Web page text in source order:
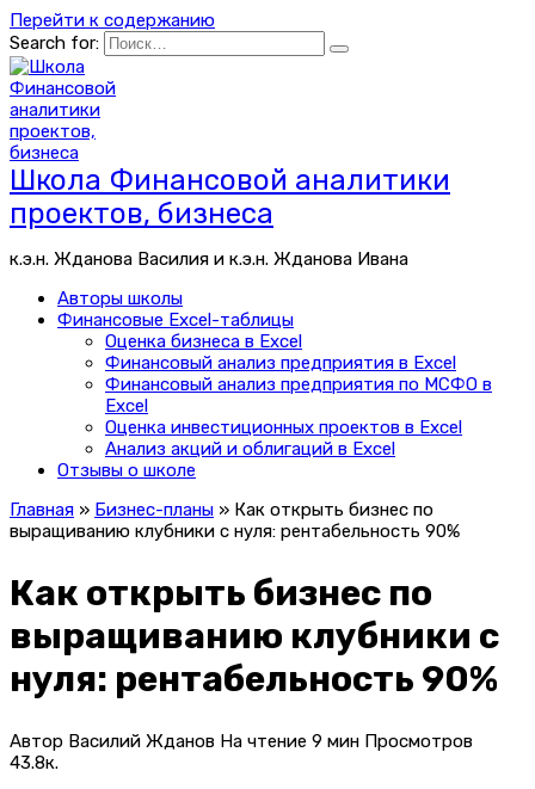
Перейти к содержанию
Search for:
Школа Финансовой аналитики
проектов, бизнеса
к.э.н. Жданова Василия и к.э.н. Жданова Ивана
Авторы школы
Финансовые Excel-таблицы
Оценка бизнеса в Excel
Финансовый анализ предприятия в Excel
Финансовый анализ предприятия по МСФО в
Excel
Оценка инвестиционных проектов в Excel
Анализ акций и облигаций в Excel
Отзывы о школе
Главная » Бизнес-планы » Как открыть бизнес по
выращиванию клубники с нуля: рентабельность 90%
Как открыть бизнес по
выращиванию клубники с
нуля: рентабельность 90%
Автор Василий Жданов На чтение 9 мин Просмотров
43.8к.